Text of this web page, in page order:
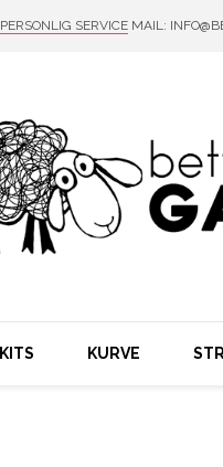
PERSONLIG SERVICEMAIL:
KITS KURVE